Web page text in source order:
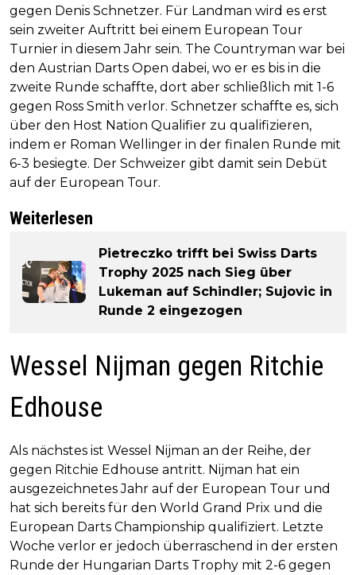
gegen Denis Schnetzer. Für Landman wird es erst
sein zweiter Auftritt bei einem European Tour
Turnier in diesem Jahr sein. The Countryman war bei
den Austrian Darts Open dabei, wo er es bis in die
zweite Runde schaffte, dort aber schließlich mit 1-6
gegen Ross Smith verlor. Schnetzer schaffte es, sich
über den Host Nation Qualifier zu qualifizieren,
indem er Roman Wellinger in der finalen Runde mit
6-3 besiegte. Der Schweizer gibt damit sein Debüt
auf der European Tour.
Weiterlesen
Pietreczko trifft bei Swiss Darts
Trophy 2025 nach Sieg über
Lukeman auf Schindler; Sujovic in
Runde 2 eingezogen
Wessel Nijman gegen Ritchie
Edhouse
Als nächstes ist Wessel Nijman an der Reihe, der
gegen Ritchie Edhouse antritt. Nijman hat ein
ausgezeichnetes Jahr auf der European Tour und
hat sich bereits für den World Grand Prix und die
European Darts Championship qualifiziert. Letzte
Woche verlor er jedoch überraschend in der ersten
Runde der Hungarian Darts Trophy mit 2-6 gegen